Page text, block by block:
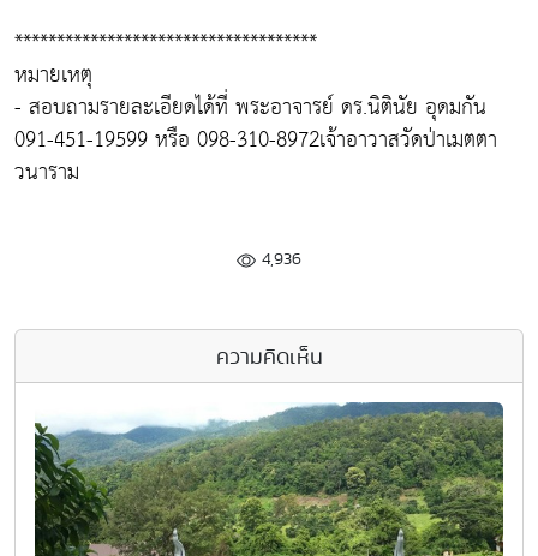
************************************
หมายเหตุ
- สอบถามรายละเอียดได้ที่ พระอาจารย์ ดร.นิตินัย อุดมกัน
091-451-19599 หรือ 098-310-8972เจ้าอาวาสวัดป่าเมตตา
วนาราม
4,936
ความคิดเห็น